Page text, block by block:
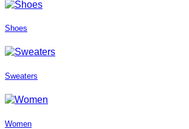
Shoes
Sweaters
Women